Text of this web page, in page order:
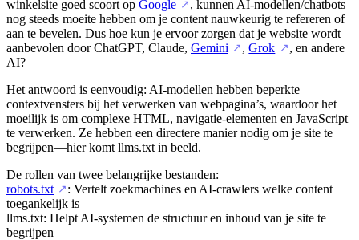
winkelsite goed scoort op Google ↗ , kunnen AI-modellen/chatbots
nog steeds moeite hebben om je content nauwkeurig te refereren of
aan te bevelen. Dus hoe kun je ervoor zorgen dat je website wordt
aanbevolen door ChatGPT, Claude, Gemini ↗ ,Grok ↗ , en andere
AI?
Het antwoord is eenvoudig: AI-modellen hebben beperkte
contextvensters bij het verwerken van webpagina’s, waardoor het
moeilijk is om complexe HTML, navigatie-elementen en JavaScript
te verwerken. Ze hebben een directere manier nodig om je site te
begrijpen—hier komt llms.txt in beeld.
De rollen van twee belangrijke bestanden:
robots.txt ↗ : Vertelt zoekmachines en AI-crawlers welke content
toegankelijk is
llms.txt: Helpt AI-systemen de structuur en inhoud van je site te
begrijpen